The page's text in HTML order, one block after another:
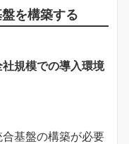
を構築する
規模での導入環境
基盤の構築が必要